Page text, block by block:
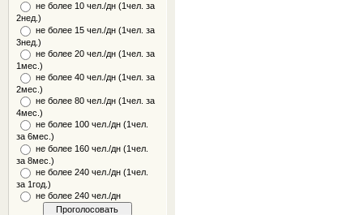
не более 10 чел./дн (1чел. за
2нед.)
не более 15 чел./дн (1чел. за
3нед.)
не более 20 чел./дн (1чел. за
1мес.)
не более 40 чел./дн (1чел. за
2мес.)
не более 80 чел./дн (1чел. за
4мес.)
не более 100 чел./дн (1чел.
за 6мес.)
не более 160 чел./дн (1чел.
за 8мес.)
не более 240 чел./дн (1чел.
за 1год.)
не более 240 чел./дн